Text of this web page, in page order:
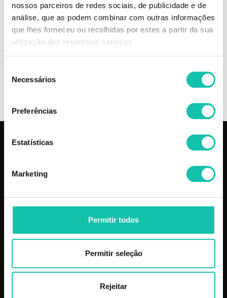
nossos parceiros de redes sociais, de publicidade e de
análise, que as podem combinar com outras informações
que lhes forneceu ou recolhidas por estes a partir da sua
utilização dos respetivos serviços.
Necessários
Preferências
Estatísticas
Marketing
Permitir todos
Permitir seleção
Rejeitar
Disponível 2 Forças e 2 perfumes diferentes com a nova Cool.
Comprar Lacas Styling TENDENCE MELHOR PREÇO | Comprar
TENDENCE Lacas Styling MELHOR PREÇO | Lacas TENDENCE Styling
Aparelhos
Depilação
Mobiliário
Pestanas
COSMÉTICA CLICK
Fornecedores
Social